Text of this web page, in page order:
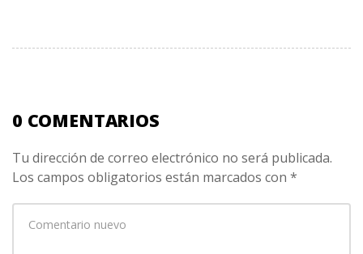
0 COMENTARIOS
Tu dirección de correo electrónico no será publicada.
Los campos obligatorios están marcados con *
comentario*